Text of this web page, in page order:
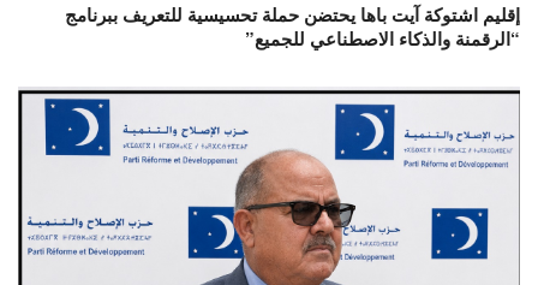
إقليم اشتوكة آيت باها يحتضن حملة تحسيسية للتعريف ببرنامج
“الرقمنة والذكاء الاصطناعي للجميع”